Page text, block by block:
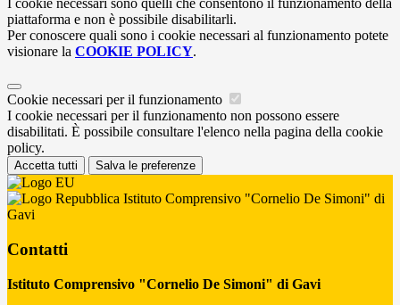
I cookie necessari sono quelli che consentono il funzionamento della
piattaforma e non è possibile disabilitarli.
Per conoscere quali sono i cookie necessari al funzionamento potete
visionare la COOKIE POLICY.
Cookie necessari per il funzionamento
I cookie necessari per il funzionamento non possono essere
disabilitati. È possibile consultare l'elenco nella pagina della cookie
policy.
Accetta tutti Salva le preferenze
Istituto Comprensivo "Cornelio De Simoni" di
Gavi
Contatti
Istituto Comprensivo "Cornelio De Simoni" di Gavi